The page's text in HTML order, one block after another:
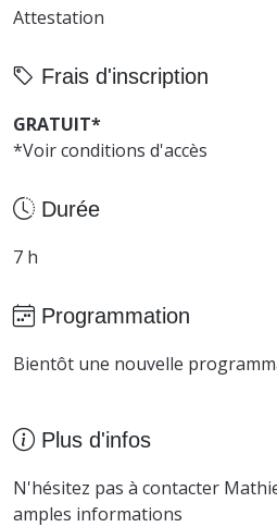
Attestation
Frais d'inscription
GRATUIT*
*Voir conditions d'accès
Durée
7 h
Programmation
Bientôt une nouvelle
Plus d'infos
N'hésitez pas à contacter
amples informations